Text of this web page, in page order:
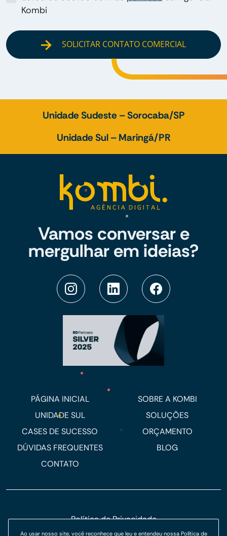
Kombi
SOLICITAR CONTATO COMERCIAL
Unidade Sudeste – Sorocaba/SP
Unidade Sul – Maringá/PR
Vamos conversar e
mergulhar em ideias?
PÁGINA INICIAL
SOBRE A KOMBI
UNIDADE SUL
SOLUÇÕES
CASES DE SUCESSO
ORÇAMENTO
DÚVIDAS FREQUENTES
BLOG
CONTATO
Política de Privacidade
Ao usar nosso site, você reconhece que leu e entendeu nossa Política de